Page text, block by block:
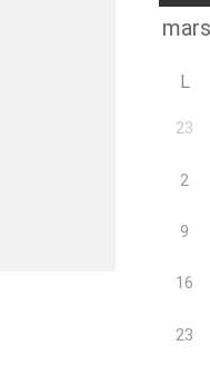
L
23
2
9
16
23